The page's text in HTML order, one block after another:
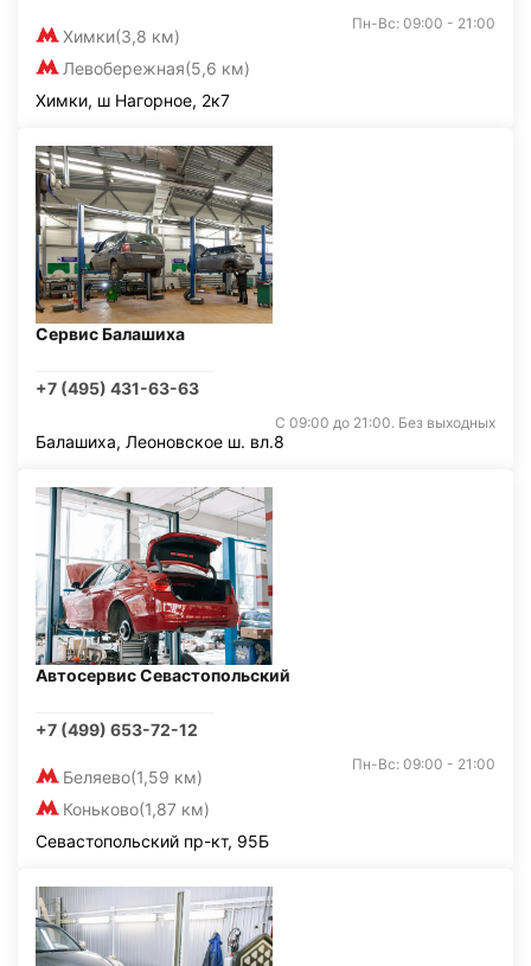
Химки(3,8 км)
Левобережная(5,6 км)
Пн-Вс: 09:00 - 21:00
Химки, ш Нагорное, 2к7
Сервис Балашиха
+7 (495) 431-63-63
С 09:00 до 21:00. Без выходных
Балашиха, Леоновское ш. вл.8
Автосервис Севастопольский
+7 (499) 653-72-12
Беляево(1,59 км)
Коньково(1,87 км)
Пн-Вс: 09:00 - 21:00
Севастопольский пр-кт, 95Б